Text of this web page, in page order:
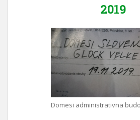
2019
Domesi administrativna